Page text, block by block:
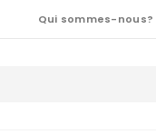
Qui sommes-nous?